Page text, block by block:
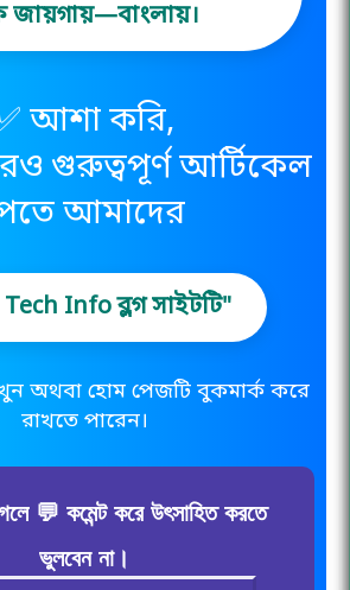
আশা করি,
গুরুত্বপূর্ণ আর্টিকেল
আমাদের
Info ব্লগ সাইটটি"
অথবা হোম পেজটি বুকমার্ক করে
রাখতে পারেন।
💬 কমেন্ট করে উৎসাহিত করতে
ভুলবেন না।